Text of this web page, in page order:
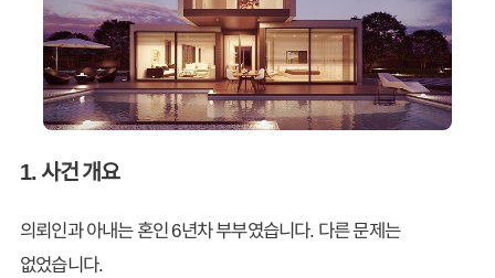
1. 사건 개요
의뢰인과 아내는 혼인 6년차 부부였습니다. 다른 문제는
없었습니다.